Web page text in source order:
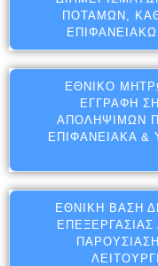
ΠΟΤΑΜΏΝ,
ΕΘΝΙΚΌ
ΕΓΓΡΑΦΉ
ΑΠΟΛΉΨΙΜΩΝ
ΕΠΙΦΑΝΕΙΑΚΆ &
ΕΘΝΙΚΉ ΒΆΣΗ